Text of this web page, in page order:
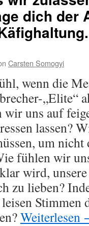
dich der
Carsten Somogyi
wenn die
„Elite“
wir uns auf
lassen?
um
fühlen wir
wird,
zu lieben?
Stimmen
Weiterlesen